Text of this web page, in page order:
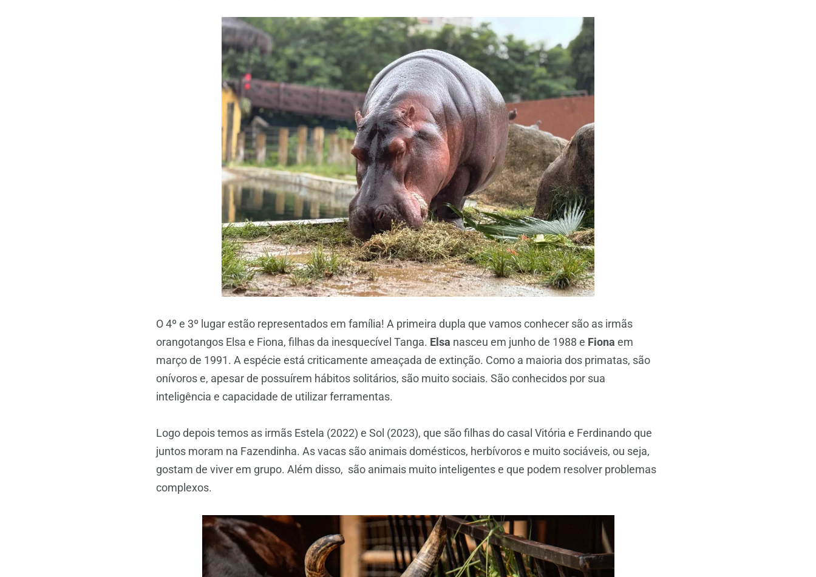
O 4º e 3º lugar estão representados em família! A primeira dupla que vamos conhecer são as irmãs
orangotangos Elsa e Fiona, filhas da inesquecível Tanga. Elsa nasceu em junho de 1988 e Fiona em
março de 1991. A espécie está criticamente ameaçada de extinção. Como a maioria dos primatas, são
onívoros e, apesar de possuírem hábitos solitários, são muito sociais. São conhecidos por sua
inteligência e capacidade de utilizar ferramentas.
Logo depois temos as irmãs Estela (2022) e Sol (2023), que são filhas do casal Vitória e Ferdinando que
juntos moram na Fazendinha. As vacas são animais domésticos, herbívoros e muito sociáveis, ou seja,
gostam de viver em grupo. Além disso, são animais muito inteligentes e que podem resolver problemas
complexos.